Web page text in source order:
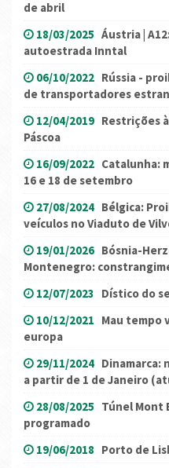
de abril
18/03/2025 Áustria |
autoestrada Inntal
06/10/2022 Rússia -
de transportadores
12/04/2019 Restrições
Páscoa
16/09/2022 Catalunha:
16 e 18 de setembro
27/08/2024 Bélgica:
veículos no Viaduto de
19/01/2026 Bósnia-
Montenegro:
12/07/2023 Dístico do
10/12/2021 Mau tempo
europa
29/11/2024 Dinamarca:
a partir de 1 de Janeiro
28/08/2025 Túnel Mont
programado
19/06/2018 Porto de